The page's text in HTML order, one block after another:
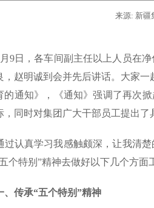
来源: 新疆
9日，各车间副主任以上人员在
，赵明诚到会并先后讲话。大家一
的通知》，《通知》强调了再次
，同时对集团广大干部员工提出了
认真学习我感触颇深，让我清楚
个特别”精神去做好以下几个方面
传承“五个特别”精神